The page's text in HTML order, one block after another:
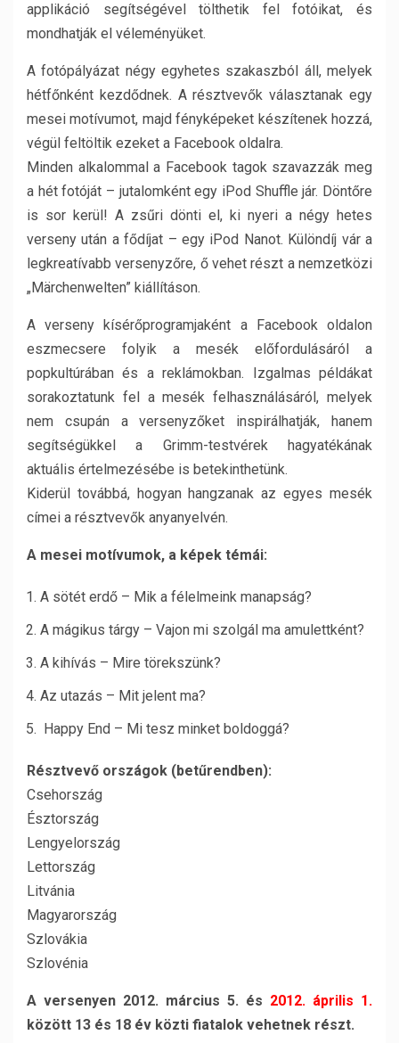
applikáció segítségével tölthetik fel fotóikat, és
mondhatják el véleményüket.
A fotópályázat négy egyhetes szakaszból áll, melyek
hétfőnként kezdődnek. A résztvevők választanak egy
mesei motívumot, majd fényképeket készítenek hozzá,
végül feltöltik ezeket a Facebook oldalra.
Minden alkalommal a Facebook tagok szavazzák meg
a hét fotóját – jutalomként egy iPod Shuffle jár. Döntőre
is sor kerül! A zsűri dönti el, ki nyeri a négy hetes
verseny után a fődíjat – egy iPod Nanot. Különdíj vár a
legkreatívabb versenyzőre, ő vehet részt a nemzetközi
„Märchenwelten” kiállításon.
A verseny kísérőprogramjaként a Facebook oldalon
eszmecsere folyik a mesék előfordulásáról a
popkultúrában és a reklámokban. Izgalmas példákat
sorakoztatunk fel a mesék felhasználásáról, melyek
nem csupán a versenyzőket inspirálhatják, hanem
segítségükkel a Grimm-testvérek hagyatékának
aktuális értelmezésébe is betekinthetünk.
Kiderül továbbá, hogyan hangzanak az egyes mesék
címei a résztvevők anyanyelvén.
A mesei motívumok, a képek témái:
A sötét erdő – Mik a félelmeink manapság?
A mágikus tárgy – Vajon mi szolgál ma amulettként?
A kihívás – Mire törekszünk?
Az utazás – Mit jelent ma?
Happy End – Mi tesz minket boldoggá?
Résztvevő országok (betűrendben):
Csehország
Észtország
Lengyelország
Lettország
Litvánia
Magyarország
Szlovákia
Szlovénia
A versenyen 2012. március 5. és 2012. április 1.
között 13 és 18 év közti fiatalok vehetnek részt.